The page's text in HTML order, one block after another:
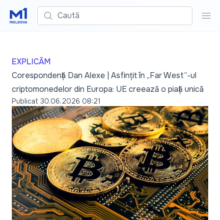
Caută
EXPLICĂM
Corespondență Dan Alexe | Asfințit în „Far West”-ul
criptomonedelor din Europa: UE creează o piață unică
Publicat 30.06.2026 08:21